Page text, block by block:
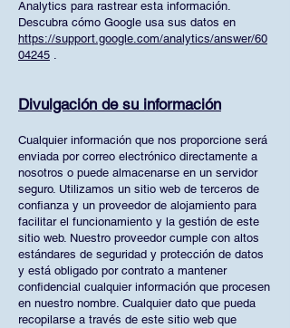
Analytics para rastrear esta información.
Descubra cómo Google usa sus datos en
https://support.google.com/analytics/answer/60
04245 .
Divulgación de su información
Cualquier información que nos proporcione será
enviada por correo electrónico directamente a
nosotros o puede almacenarse en un servidor
seguro. Utilizamos un sitio web de terceros de
confianza y un proveedor de alojamiento para
facilitar el funcionamiento y la gestión de este
sitio web. Nuestro proveedor cumple con altos
estándares de seguridad y protección de datos
y está obligado por contrato a mantener
confidencial cualquier información que procesen
en nuestro nombre. Cualquier dato que pueda
recopilarse a través de este sitio web que